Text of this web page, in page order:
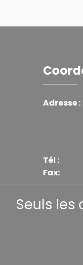
Adresse :
Tél :
Fax:
* Tous
Seuls